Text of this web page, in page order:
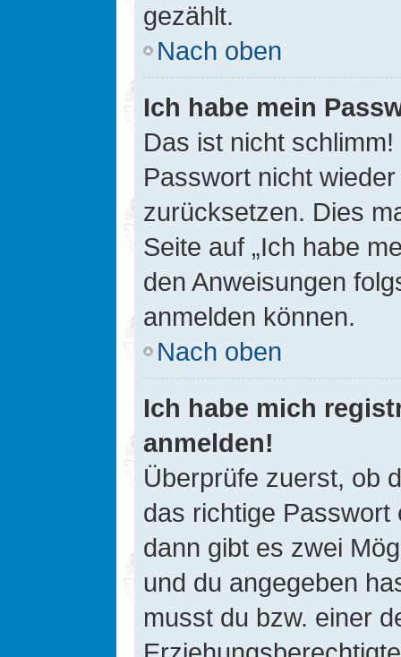
gezählt.
Nach oben
Ich habe mein
Das ist nicht
Passwort nicht
zurücksetzen. Dies
Seite auf „Ich habe
den Anweisungen
anmelden können.
Nach oben
Ich habe mich
anmelden!
Überprüfe zuerst, ob
das richtige Passwort
dann gibt es zwei
und du angegeben
musst du bzw. einer